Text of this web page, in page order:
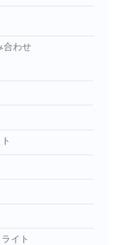
合わせ
イト